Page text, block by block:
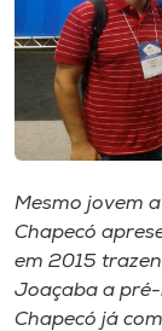
Editora
Rádio
Museu
Unoesc
Store
Mesmo jovem
Chapecó
em 2015
Joaçaba a pré-
Chapecó já